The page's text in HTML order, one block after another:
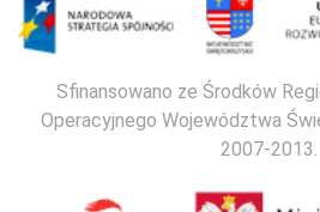
Sfinansowano ze Środków
Operacyjnego Województwa
2007-2013.